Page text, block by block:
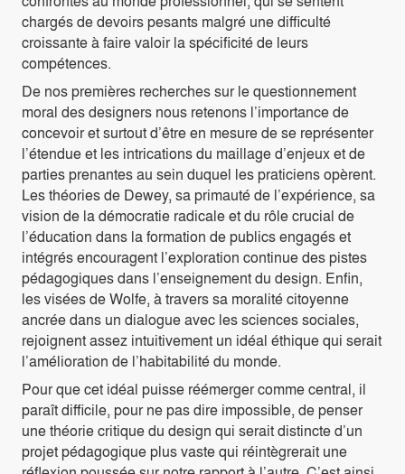
chargés de devoirs pesants malgré une difficulté
croissante à faire valoir la spécificité de leurs
compétences.
De nos premières recherches sur le questionnement
moral des designers nous retenons l’importance de
concevoir et surtout d’être en mesure de se représenter
l’étendue et les intrications du maillage d’enjeux et de
parties prenantes au sein duquel les praticiens opèrent.
Les théories de Dewey, sa primauté de l’expérience, sa
vision de la démocratie radicale et du rôle crucial de
l’éducation dans la formation de publics engagés et
intégrés encouragent l’exploration continue des pistes
pédagogiques dans l’enseignement du design. Enfin,
les visées de Wolfe, à travers sa moralité citoyenne
ancrée dans un dialogue avec les sciences sociales,
rejoignent assez intuitivement un idéal éthique qui serait
l’amélioration de l’habitabilité du monde.
Pour que cet idéal puisse réémerger comme central, il
paraît difficile, pour ne pas dire impossible, de penser
une théorie critique du design qui serait distincte d’un
projet pédagogique plus vaste qui réintègrerait une